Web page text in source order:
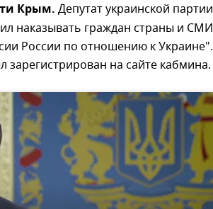
Крым. Депутат украинской партии
наказывать граждан страны и СМИ
России по отношению к Украине".
на сайте кабмина.